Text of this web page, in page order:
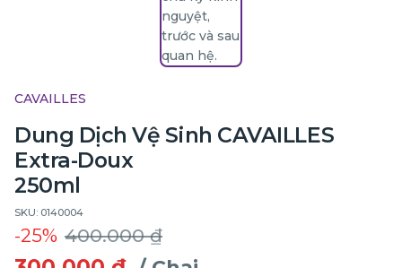
CAVAILLES
Dung Dịch Vệ Sinh CAVAILLES
Extra-Doux
250ml
SKU: 0140004
-25% 400.000 ₫